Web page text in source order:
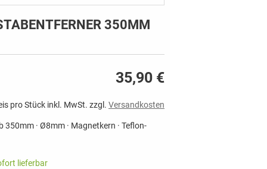
350MM
35,90 €
pro Stück inkl. MwSt. zzgl. Versandkosten
· Ø8mm · Magnetkern · Teflon-
lieferbar